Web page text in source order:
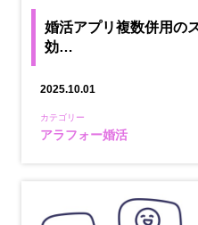
婚活アプリ複数併用の
効…
2025.10.01
カテゴリー
アラフォー婚活